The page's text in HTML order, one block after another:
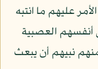
عليهم ما انتبه
أنفسهم العصبية
نبيهم أن يبعث